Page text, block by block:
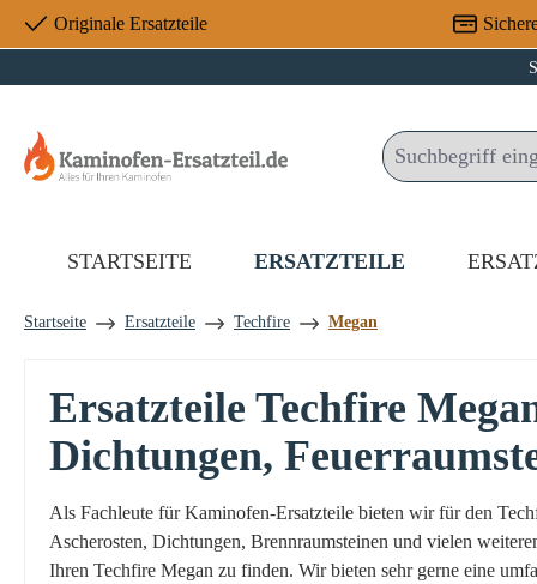
Hauptinhalt springen
Zur Suche springen
Zur Hauptnavigation springen
Originale Ersatzteile
STARTSEITE ERSATZTEILE
Startseite Ersatzteile Techfire Megan
Ersatzteile Techfire
Dichtungen,
Als Fachleute für Kaminofen-Ersatzteile bieten wir für den
Ascherosten, Dichtungen, Brennraumsteinen und vielen
Ihren Techfire Megan zu finden. Wir bieten sehr gerne eine